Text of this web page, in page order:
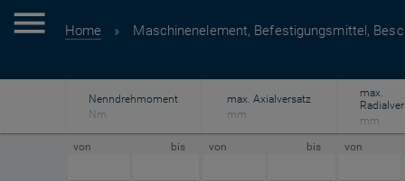
Home Maschinenelement, Befestigungsmittel,
Nenndrehmoment
Nm
max. Axialversatz
mm
max.
mm
von bis von bis von